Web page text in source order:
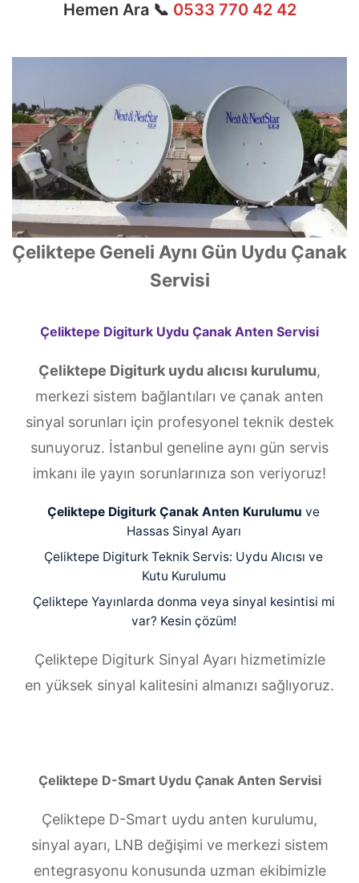
Hemen Ara 📞 0533 770 42 42
Çeliktepe Geneli Aynı Gün Uydu Çanak
Servisi
Çeliktepe Digiturk Uydu Çanak Anten Servisi
Çeliktepe Digiturk uydu alıcısı kurulumu,
merkezi sistem bağlantıları ve çanak anten
sinyal sorunları için profesyonel teknik destek
sunuyoruz. İstanbul geneline aynı gün servis
imkanı ile yayın sorunlarınıza son veriyoruz!
Çeliktepe Digiturk Çanak Anten Kurulumu ve
Hassas Sinyal Ayarı
Çeliktepe Digiturk Teknik Servis: Uydu Alıcısı ve
Kutu Kurulumu
Çeliktepe Yayınlarda donma veya sinyal kesintisi mi
var? Kesin çözüm!
Çeliktepe Digiturk Sinyal Ayarı hizmetimizle
en yüksek sinyal kalitesini almanızı sağlıyoruz.
Çeliktepe D-Smart Uydu Çanak Anten Servisi
Çeliktepe D-Smart uydu anten kurulumu,
sinyal ayarı, LNB değişimi ve merkezi sistem
entegrasyonu konusunda uzman ekibimizle